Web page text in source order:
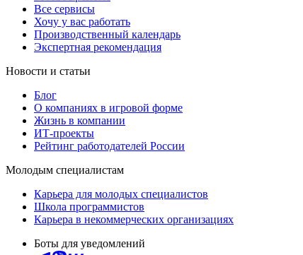
Все сервисы
Хочу у вас работать
Производственный календарь
Экспертная рекомендация
Новости и статьи
Блог
О компаниях в игровой форме
Жизнь в компании
ИТ-проекты
Рейтинг работодателей России
Молодым специалистам
Карьера для молодых специалистов
Школа программистов
Карьера в некоммерческих организациях
Боты для уведомлений